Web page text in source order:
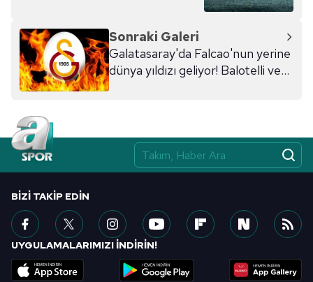
Sonraki Galeri
Galatasaray'da Falcao'nun yerine
dünya yıldızı geliyor! Balotelli ve
BIZI TAKIP EDIN
UYGULAMALARIMIZI İNDİRİN!